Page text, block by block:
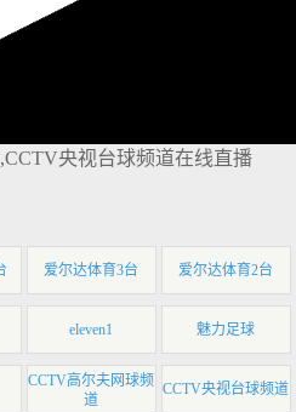
央视台球频道在线直播
爱尔达体育3台 爱尔达体育2台
eleven1 魅力足球
CCTV高尔夫网球频
道
CCTV央视台球频道